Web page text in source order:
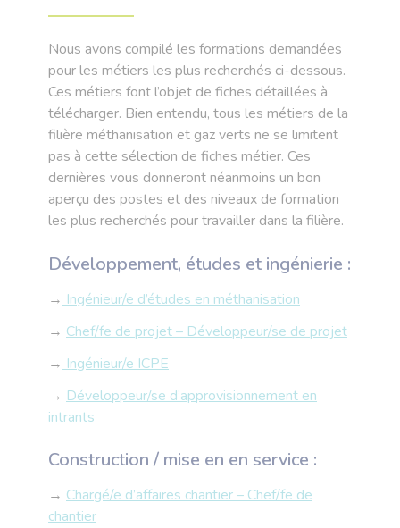
Nous avons compilé les formations demandées
pour les métiers les plus recherchés ci-dessous.
Ces métiers font l’objet de fiches détaillées à
télécharger. Bien entendu, tous les métiers de la
filière méthanisation et gaz verts ne se limitent
pas à cette sélection de fiches métier. Ces
dernières vous donneront néanmoins un bon
aperçu des postes et des niveaux de formation
les plus recherchés pour travailler dans la filière.
Développement, études et ingénierie :
→ Ingénieur/e d’études en méthanisation
→ Chef/fe de projet – Développeur/se de projet
→ Ingénieur/e ICPE
→ Développeur/se d’approvisionnement en
intrants
Construction / mise en en service :
→ Chargé/e d’affaires chantier – Chef/fe de
chantier